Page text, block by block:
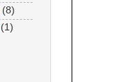
(8)
(1)